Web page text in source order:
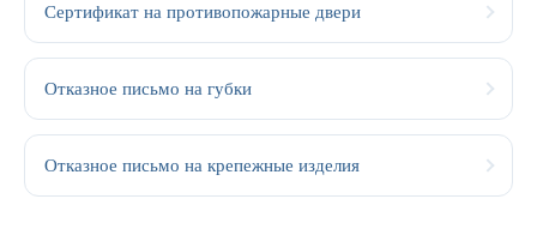
Сертификат на противопожарные двери
Отказное письмо на губки
Отказное письмо на крепежные изделия